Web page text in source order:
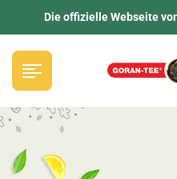
Die offizielle Webseite